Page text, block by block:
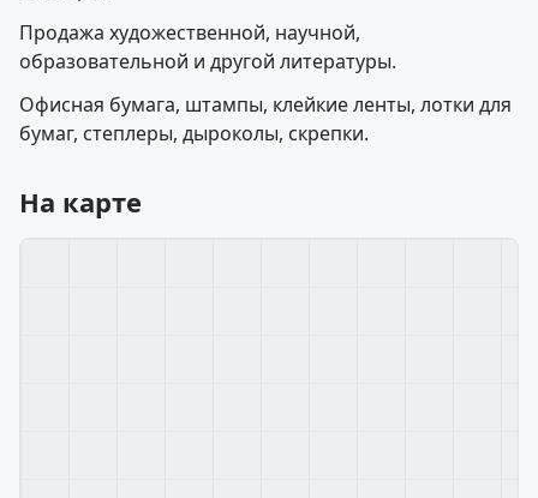
Продажа художественной, научной,
образовательной и другой литературы.
Офисная бумага, штампы, клейкие ленты, лотки для
бумаг, степлеры, дыроколы, скрепки.
На карте